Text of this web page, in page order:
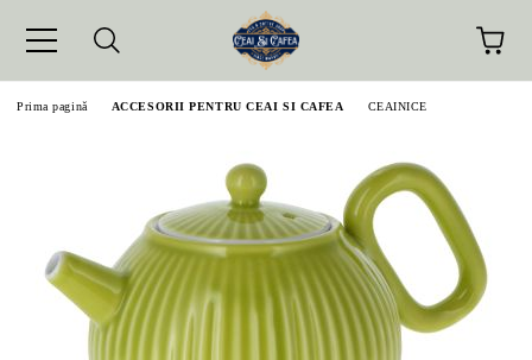
Prima pagină ACCESORII PENTRU CEAI SI CAFEA CEAINICE